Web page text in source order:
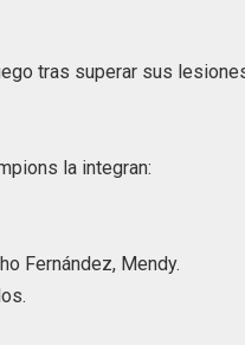
tras superar sus
la integran:
Fernández, Mendy.